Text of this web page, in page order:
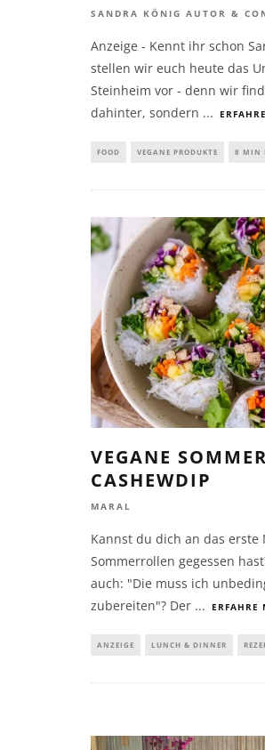
SANDRA KÖNIG AUTOR &
Anzeige - Kennt ihr schon
stellen wir euch heute das
Steinheim vor - denn wir
dahinter, sondern ...
FOOD VEGANE PRODUKTE 8 MIN
VEGANE
CASHEWDIP
MARAL
Kannst du dich an das
Sommerrollen gegessen
auch: "Die muss ich
zubereiten"? Der ... ERFAHRE
ANZEIGE LUNCH & DINNER